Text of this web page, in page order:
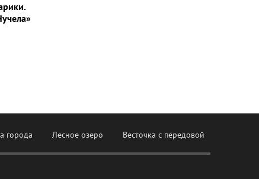
города Лесное озеро Весточка с передовой